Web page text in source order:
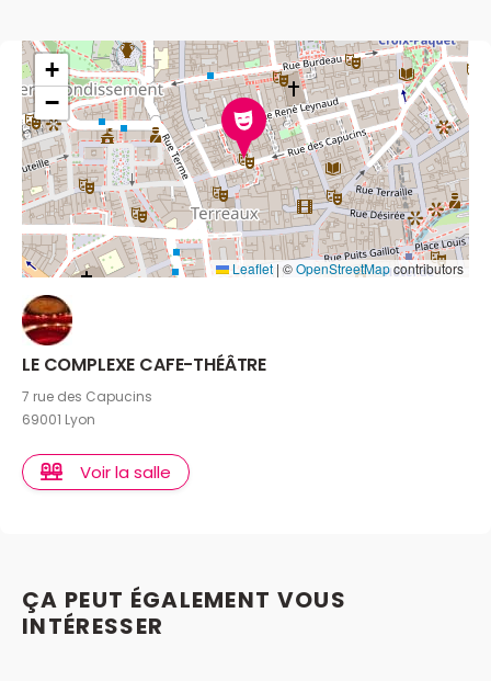
+
−
Leaflet | ©OpenStreetMapcontributors
LE COMPLEXE CAFE-THÉÂTRE
7 rue des Capucins
69001 Lyon
Voir la salle
ÇA PEUT ÉGALEMENT VOUS
INTÉRESSER